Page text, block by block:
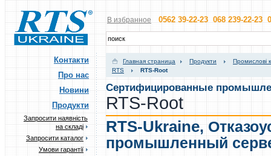
В избранное 0562 39-22-23 068 239-22-23
Контакти
Про нас
Новини
Продукти
Запросити наявність
на складі
Запросити каталог
Умови гарантії
Главная страница Продукти
Промислові
RTS
RTS-Root
Сертифицированные
RTS-Root
RTS-Ukraine,
промышленный